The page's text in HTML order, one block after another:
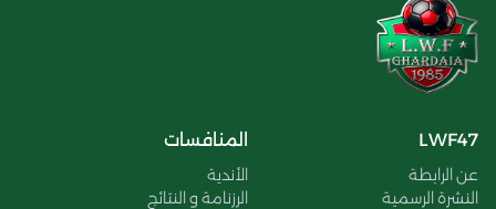
LWF47
عن الرابطة
النشرة الرسمية
المنافسات
الأندية
الرزنامة و النتائج